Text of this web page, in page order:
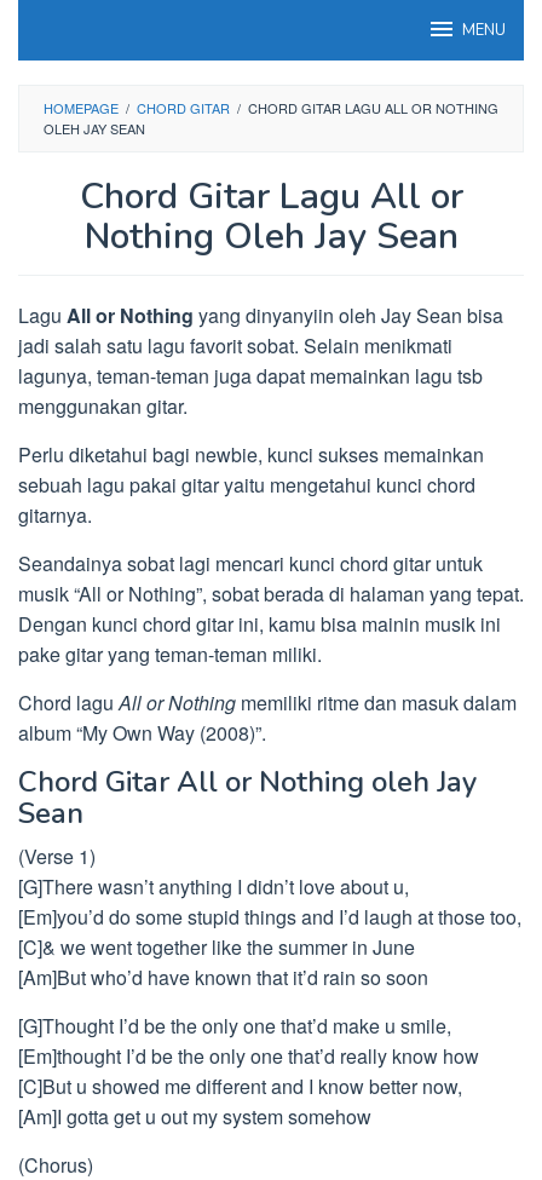
MENU
HOMEPAGE / CHORD GITAR / CHORD GITAR LAGU ALL OR NOTHING
OLEH JAY SEAN
Chord Gitar Lagu All or
Nothing Oleh Jay Sean
Lagu All or Nothing yang dinyanyiin oleh Jay Sean bisa
jadi salah satu lagu favorit sobat. Selain menikmati
lagunya, teman-teman juga dapat memainkan lagu tsb
menggunakan gitar.
Perlu diketahui bagi newbie, kunci sukses memainkan
sebuah lagu pakai gitar yaitu mengetahui kunci chord
gitarnya.
Seandainya sobat lagi mencari kunci chord gitar untuk
musik “All or Nothing”, sobat berada di halaman yang tepat.
Dengan kunci chord gitar ini, kamu bisa mainin musik ini
pake gitar yang teman-teman miliki.
Chord laguAll or Nothing memiliki ritme dan masuk dalam
album “My Own Way (2008)”.
Chord Gitar All or Nothing oleh Jay
Sean
(Verse 1)
[G]There wasn’t anything I didn’t love about u,
[Em]you’d do some stupid things and I’d laugh at those too,
[C]& we went together like the summer in June
[Am]But who’d have known that it’d rain so soon
[G]Thought I’d be the only one that’d make u smile,
[Em]thought I’d be the only one that’d really know how
[C]But u showed me different and I know better now,
[Am]I gotta get u out my system somehow
(Chorus)